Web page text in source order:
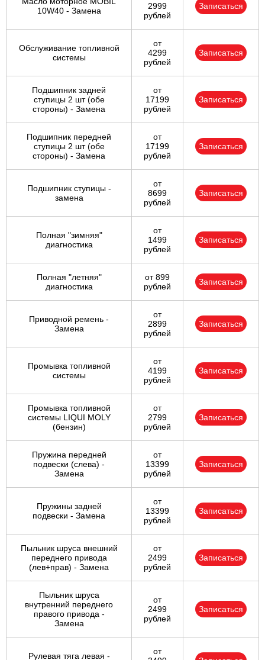
10W40 - Замена
2999
рублей
Записаться
Обслуживание топливной
системы
от
4299
рублей
Записаться
Подшипник задней
ступицы 2 шт (обе
стороны) - Замена
от
17199
рублей
Записаться
Подшипник передней
ступицы 2 шт (обе
стороны) - Замена
от
17199
рублей
Записаться
Подшипник ступицы -
замена
от
8699
рублей
Записаться
Полная "зимняя"
диагностика
от
1499
рублей
Записаться
Полная "летняя"
диагностика
от 899
рублей
Записаться
Приводной ремень -
Замена
от
2899
рублей
Записаться
Промывка топливной
системы
от
4199
рублей
Записаться
Промывка топливной
системы LIQUI MOLY
(бензин)
от
2799
рублей
Записаться
Пружина передней
подвески (слева) -
Замена
от
13399
рублей
Записаться
Пружины задней
подвески - Замена
от
13399
рублей
Записаться
Пыльник шруса внешний
переднего привода
(лев+прав) - Замена
от
2499
рублей
Записаться
Пыльник шруса
внутренний переднего
правого привода -
Замена
от
2499
рублей
Записаться
Рулевая тяга левая -
от